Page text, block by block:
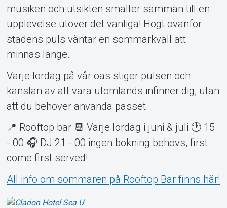
musiken och utsikten smälter samman till en
upplevelse utöver det vanliga! Högt ovanför
stadens puls väntar en sommarkväll att
minnas länge.
Varje lördag på vår oas stiger pulsen och
känslan av att vara utomlands infinner dig, utan
att du behöver använda passet.
📍 Rooftop bar 📆 Varje lördag i juni & juli 🕐 15
- 00 🎧 DJ 21 - 00 ingen bokning behövs, first
come first served!
All info om sommaren på Rooftop Bar finns här!